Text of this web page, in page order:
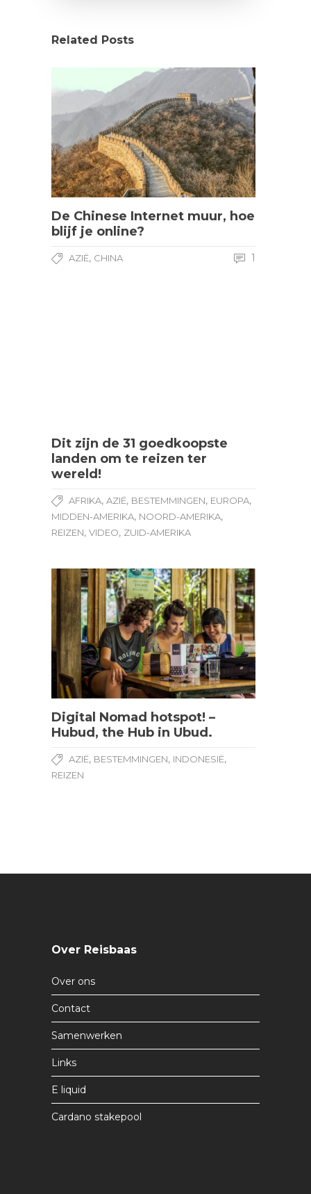
Related Posts
De Chinese Internet muur, hoe
blijf je online?
AZIË, CHINA 1
Dit zijn de 31 goedkoopste
landen om te reizen ter
wereld!
AFRIKA, AZIË, BESTEMMINGEN, EUROPA,
MIDDEN-AMERIKA, NOORD-AMERIKA,
REIZEN, VIDEO, ZUID-AMERIKA
Digital Nomad hotspot! –
Hubud, the Hub in Ubud.
AZIË, BESTEMMINGEN, INDONESIË,
REIZEN
Over Reisbaas
Over ons
Contact
Samenwerken
Links
E liquid
Cardano stakepool